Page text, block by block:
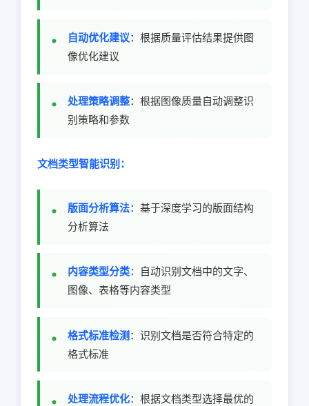
自动优化建议：根据质量评估结果提供图
像优化建议
处理策略调整：根据图像质量自动调整识
别策略和参数
文档类型智能识别：
版面分析算法：基于深度学习的版面结构
分析算法
内容类型分类：自动识别文档中的文字、
图像、表格等内容类型
格式标准检测 ：识别文档是否符合特定的
格式标准
处理流程优化：根据文档类型选择最优的